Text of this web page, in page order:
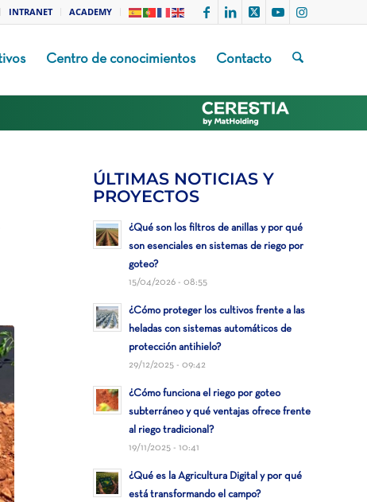
INTRANET ACADEMY
Centro de conocimientos Contacto
ÚLTIMAS NOTICIAS Y
PROYECTOS
¿Qué son los filtros de anillas y por qué
son esenciales en sistemas de riego por
goteo?
15/04/2026 - 08:55
¿Cómo proteger los cultivos frente a las
heladas con sistemas automáticos de
protección antihielo?
29/12/2025 - 09:42
¿Cómo funciona el riego por goteo
subterráneo y qué ventajas ofrece frente
al riego tradicional?
19/11/2025 - 10:41
¿Qué es la Agricultura Digital y por qué
está transformando el campo?